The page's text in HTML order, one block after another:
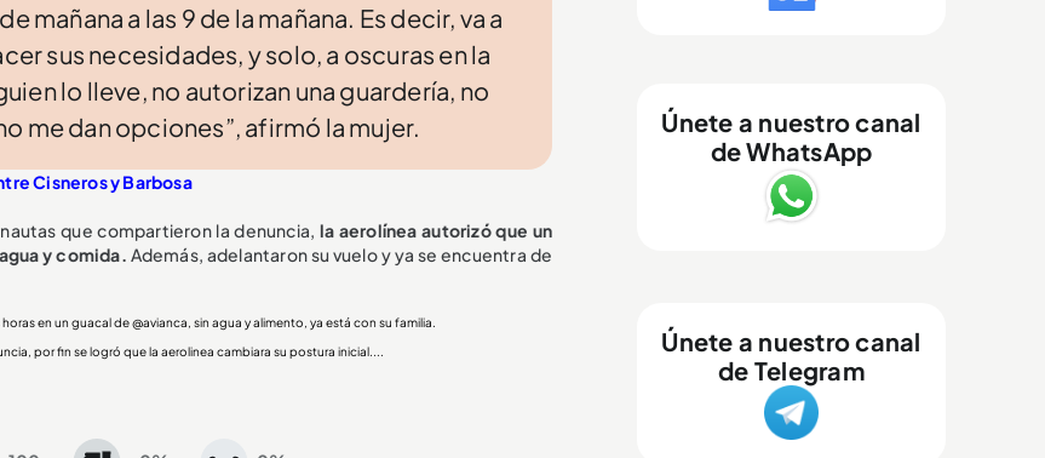
mañana a las 9 de la mañana. Es decir, va a
sus necesidades, y solo, a oscuras en la
lo lleve, no autorizan una guardería, no
me dan opciones”, afirmó la mujer.
Cisneros y Barbosa
que compartieron la denuncia, la aerolínea autorizó que un
y comida. Además, adelantaron su vuelo y ya se encuentra de
en un guacal de@avianca , sin agua y alimento, ya está con su familia.
por fin se logró que la aerolinea cambiara su postura inicial....
Únete a nuestro canal
de WhatsApp
Únete a nuestro canal
de Telegram